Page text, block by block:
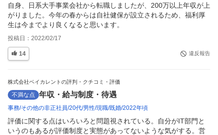
自身、日系大手事業会社から転職しましたが、200万以上年収が上
がりました。今年の春からは自社健保が設立されるため、福利厚
生は今までより良くなると思います。
投稿日： 2022/02/17
14 違反報告
株式会社ベイカレントの評判・クチコミ・評価
不満な点 年収・給与制度・待遇
事務 その他の非正社員 20代 男性 現職 既婚 2022年頃
評価に関する点はいろいろと問題視されている。自分がIT部門と
いうのもあるが評価制度と実態があってないような気がする。営